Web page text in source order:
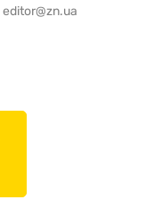
editor@zn.ua